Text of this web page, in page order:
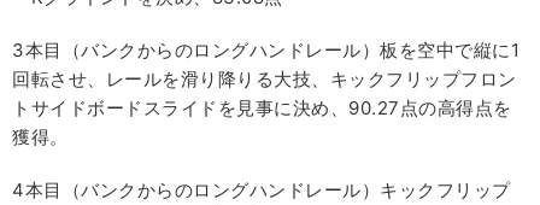
3本目（バンクからのロングハンドレール）板を空中で縦に1
回転させ、レールを滑り降りる大技、キックフリップフロン
トサイドボードスライドを見事に決め、90.27点の高得点を
獲得。
4本目（バンクからのロングハンドレール）キックフリップ